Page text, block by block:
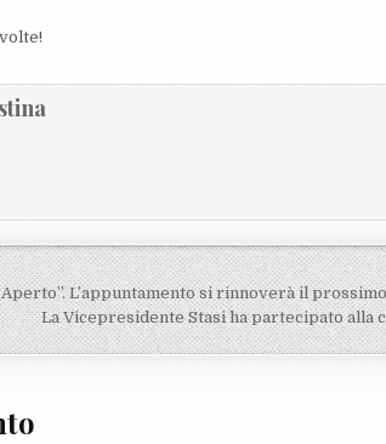
L’appuntamento si rinnoverà il
La Vicepresidente Stasi ha partecipato